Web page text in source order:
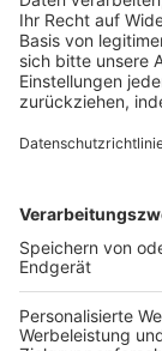
Trainerbörse
Login SpielPlus
FOLGE DEM
TOP-